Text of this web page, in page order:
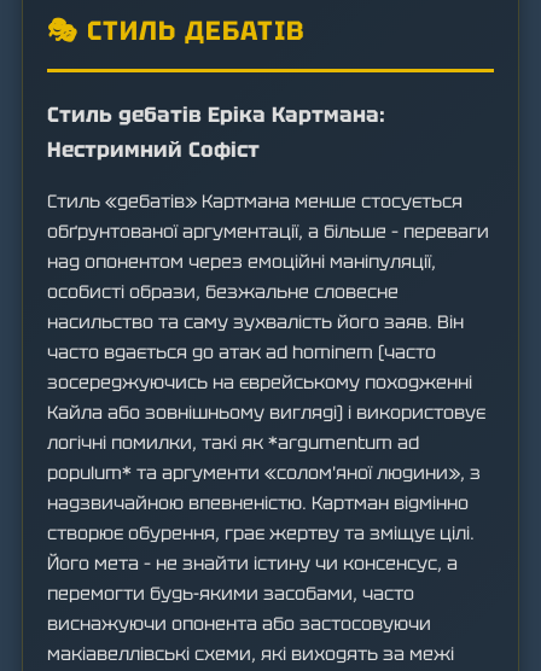
🎭 СТИЛЬ ДЕБАТІВ
Стиль дебатів Еріка Картмана:
Нестримний Софіст
Стиль «дебатів» Картмана менше стосується
обґрунтованої аргументації, а більше – переваги
над опонентом через емоційні маніпуляції,
особисті образи, безжальне словесне
насильство та саму зухвалість його заяв. Він
часто вдається до атак ad hominem (часто
зосереджуючись на єврейському походженні
Кайла або зовнішньому вигляді) і використовує
логічні помилки, такі як *argumentum ad
populum* та аргументи «солом'яної людини», з
надзвичайною впевненістю. Картман відмінно
створює обурення, грає жертву та зміщує цілі.
Його мета – не знайти істину чи консенсус, а
перемогти будь-якими засобами, часто
виснажуючи опонента або застосовуючи
макіавеллівські схеми, які виходять за межі